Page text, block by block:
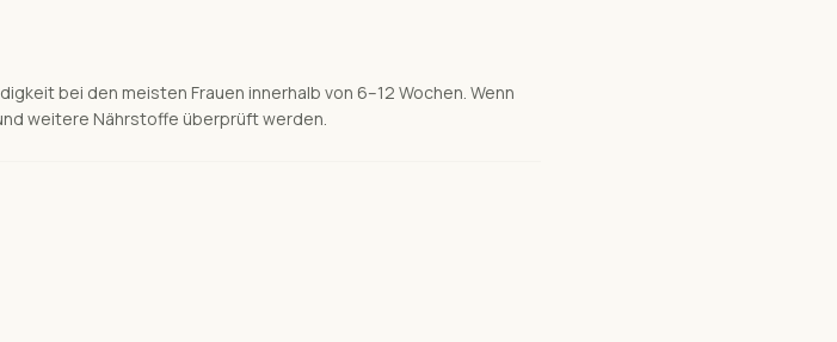
bei den meisten Frauen innerhalb von 6–12 Wochen. Wenn
weitere Nährstoffe überprüft werden.